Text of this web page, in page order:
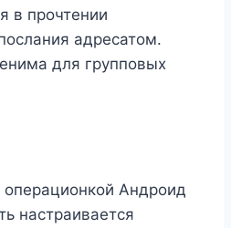
в прочтении
адресатом.
для групповых
Андроид
настраивается